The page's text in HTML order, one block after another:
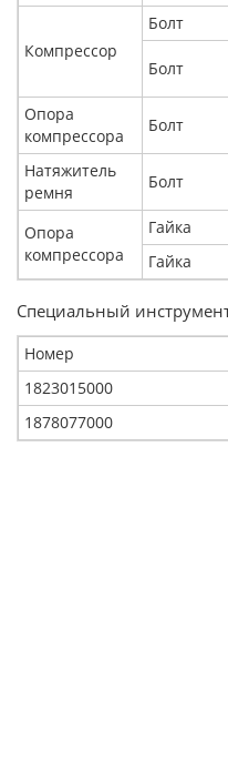
Компрессор
Болт
Болт
Опора
компрессора
Болт
Натяжитель
ремня
Болт
Опора
компрессора
Гайка
Гайка
Специальный
Номер
1823015000
1878077000